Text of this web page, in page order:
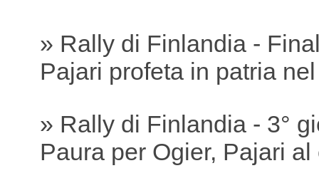
» Rally di Finlandia -
Pajari profeta in patria
» Rally di Finlandia - 3°
Paura per Ogier, Pajari